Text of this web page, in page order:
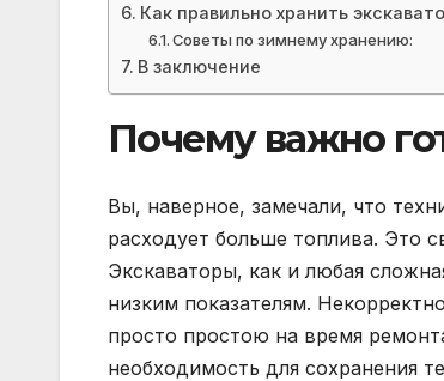
Как правильно хранить
Советы по зимнему хранению:
В заключение
Почему важно
Вы, наверное, замечали, что
расходует больше топлива. Это
Экскаваторы, как и любая
низким показателям.
просто простою на время
необходимость для сохранения